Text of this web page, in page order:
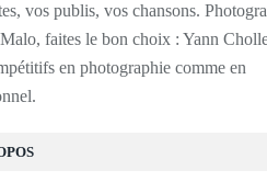
vos publis, vos chansons.
faites le bon choix : Yann
en photographie comme en